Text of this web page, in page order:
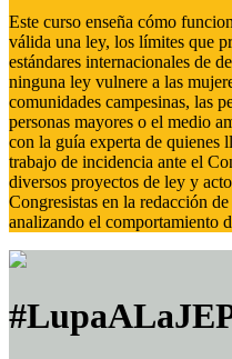
Este curso enseña cómo
válida una ley, los límites que
estándares internacionales de
ninguna ley vulnere a las
comunidades campesinas, las
personas mayores o el medio
con la guía experta de quienes
trabajo de incidencia ante el
diversos proyectos de ley y
Congresistas en la redacción
analizando el comportamiento